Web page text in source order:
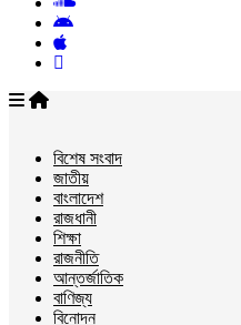
বিশেষ সংবাদ
জাতীয়
বাংলাদেশ
রাজধানী
শিক্ষা
রাজনীতি
আন্তর্জাতিক
বাণিজ্য
বিনোদন